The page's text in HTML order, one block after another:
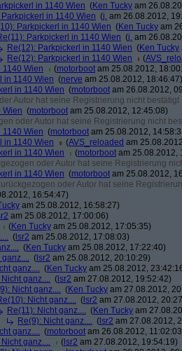
in 1140 Wien (Ken Tucky am
Parkpickerl in 1140 Wien (j. am 26.08.2012,
Parkpickerl in 1140 Wien (Ken Tucky am
Parkpickerl in 1140 Wien (j. am
Re(12): Parkpickerl in 1140 Wien (Ken Tucky
Re(12): Parkpickerl in 1140 Wien
(
1140 Wien
(motorboot am 25.08.2012,
in 1140 Wien (nerve am 25.08.2012, 18:46:47)
in 1140 Wien (motorboot am 26.08.2012,
Autor hat seine Registrierung nicht bestätigt
Wien (motorboot am 25.08.2012, 12:45:08)
oder Autor hat seine Registrierung nicht
1140 Wien (motorboot am 25.08.2012,
in 1140 Wien
(AVS_reloaded am
in 1140 Wien
(motorboot am 25.08.2012,
oder Autor hat seine Registrierung
in 1140 Wien (motorboot am 25.08.2012,
oder Autor hat seine
16:54:47)
am 25.08.2012, 16:58:27)
am 25.08.2012, 17:00:06)
(Ken Tucky am 25.08.2012, 17:05:35)
( lsr2 am 25.08.2012, 17:08:03)
(Ken Tucky am 25.08.2012, 17:22:40)
( lsr2 am 25.08.2012, 20:10:29)
ganz.... (Ken Tucky am 25.08.2012,
Nicht ganz.... ( lsr2 am 27.08.2012, 19:52:42)
Nicht ganz.... (Ken Tucky am 27.08.2012,
Nicht ganz.... ( lsr2 am 27.08.2012,
Re(11): Nicht ganz.... (Ken Tucky am
Re(9): Nicht ganz.... ( lsr2 am 27.08.2012,
ganz.... (motorboot am 26.08.2012,
Nicht ganz....
( lsr2 am 27.08.2012, 19:54:19)